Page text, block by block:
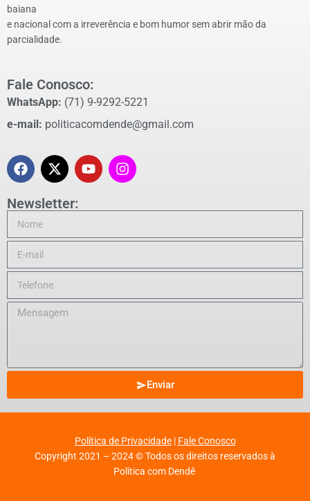
baiana
e nacional com a irreverência e bom humor sem abrir mão da
parcialidade.
Fale Conosco:
WhatsApp: (71) 9-9292-5221
e-mail: politicacomdende@gmail.com
Newsletter:
Enviar
Política de Privacidade| Fale Conosco
Copyright 2021 – 2024 © Todos os direitos reservados à
Política com Dendê